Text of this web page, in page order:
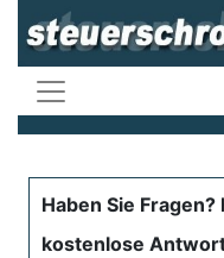
Haben Sie
kostenlose